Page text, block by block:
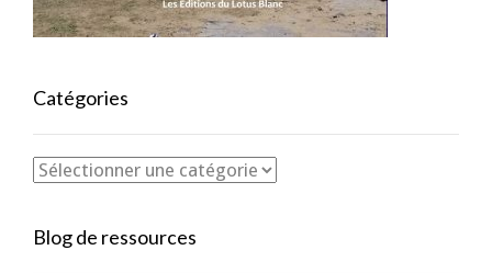
Catégories
Blog de ressources